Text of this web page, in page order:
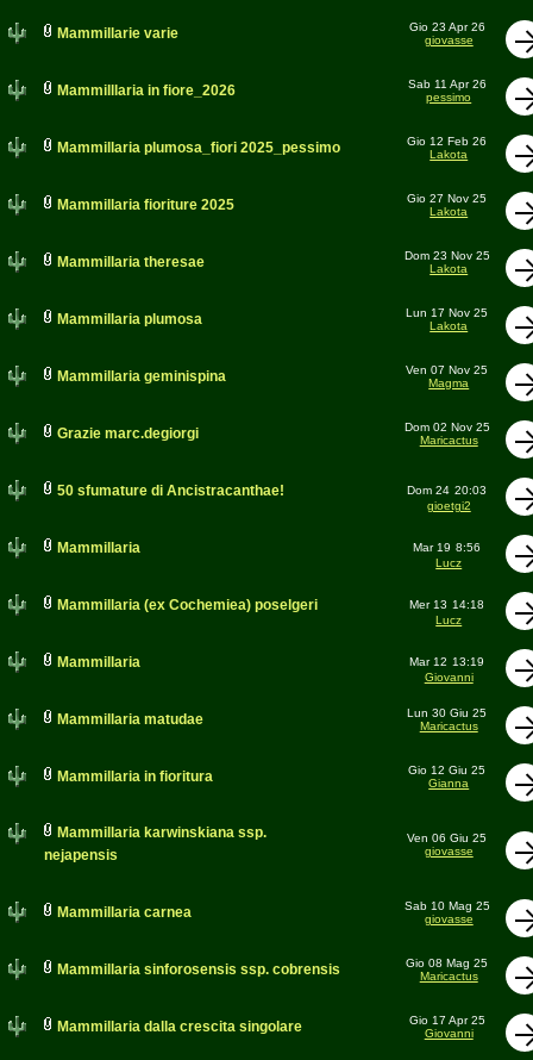
Mammillarie varie
Gio 23 Apr 26
giovasse
Mammilllaria in fiore_2026
Sab 11 Apr 26
pessimo
Mammillaria plumosa_fiori 2025_pessimo
Gio 12 Feb 26
Lakota
Mammillaria fioriture 2025
Gio 27 Nov 25
Lakota
Mammillaria theresae
Dom 23 Nov 25
Lakota
Mammillaria plumosa
Lun 17 Nov 25
Lakota
Mammillaria geminispina
Ven 07 Nov 25
Magma
Grazie marc.degiorgi
Dom 02 Nov 25
Maricactus
50 sfumature di Ancistracanthae! Dom 24 20:03
gioetgi2
Mammillaria Mar 19 8:56
Lucz
Mammillaria (ex Cochemiea) poselgeri Mer 13 14:18
Lucz
Mammillaria Mar 12 13:19
Giovanni
Mammillaria matudae
Lun 30 Giu 25
Maricactus
Mammillaria in fioritura
Gio 12 Giu 25
Gianna
Mammillaria karwinskiana ssp.
nejapensis
Ven 06 Giu 25
giovasse
Mammillaria carnea
Sab 10 Mag 25
giovasse
Mammillaria sinforosensis ssp. cobrensis
Gio 08 Mag 25
Maricactus
Mammillaria dalla crescita singolare
Gio 17 Apr 25
Giovanni